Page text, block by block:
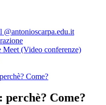
@antonioscarpa.edu.it
(Video conferenze)
Come?
Come?